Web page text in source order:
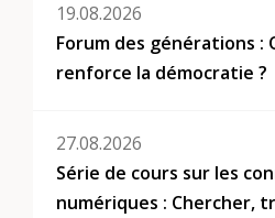
19.08.2026
Forum des générations :
renforce la démocratie ?
27.08.2026
Série de cours sur les
numériques : Chercher,